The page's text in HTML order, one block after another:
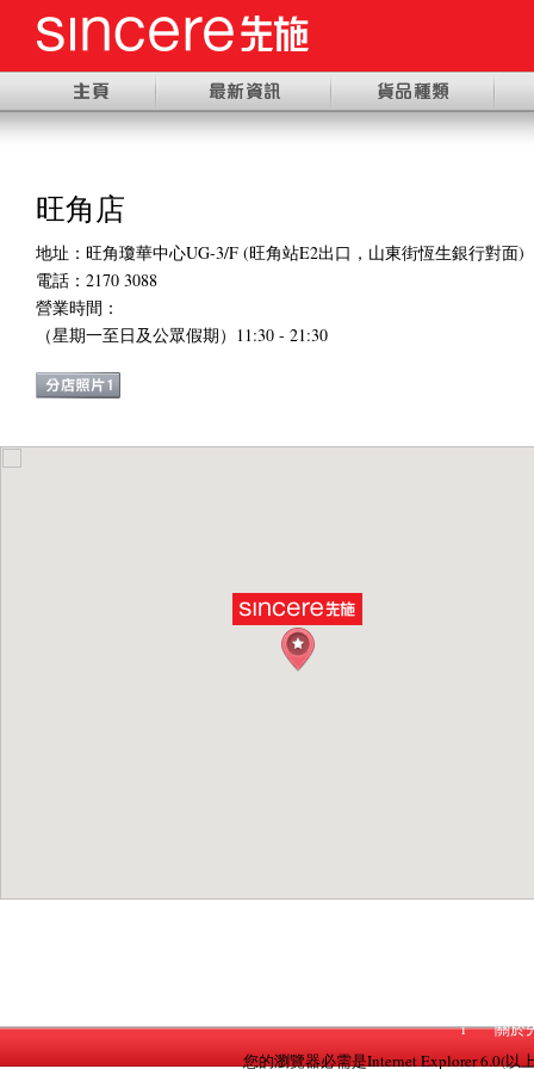
旺角店
地址：旺角瓊華中心UG-3/F (旺角站E2出口，山東街恆生銀行對面)
電話：2170 3088
營業時間：
（星期一至日及公眾假期）11:30 - 21:30
i
關於
您的瀏覽器必需是Internet Explorer 6.0(以